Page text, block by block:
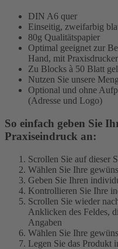
DIN A6 quer
Einseitig, zweifarbig
80g Qualitätspapier
Optimal geeignet zur
Hand, mit
Zu Blocks à 50 Blatt
Nutzen Sie unsere
Optional und ohne
(Adresse und Logo)
So einfach geben Sie
Praxiseindruck an:
Scrollen Sie auf dieser
Wählen Sie Ihre
Geben Sie Ihren
Kontrollieren Sie Ihre
Scrollen Sie wieder
Anklicken des Feldes,
Angaben
Wählen Sie Ihre
Legen Sie das Produkt